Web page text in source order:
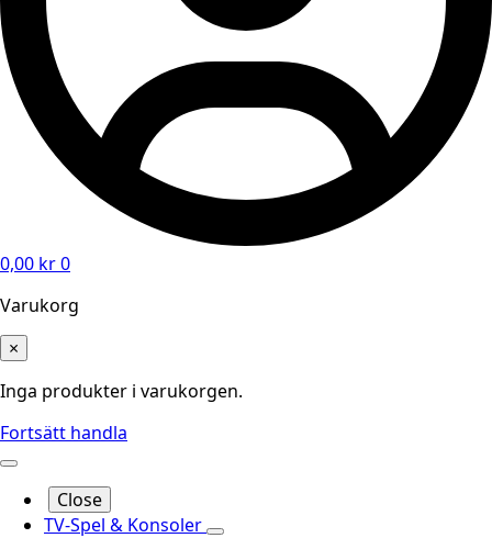
0,00 kr0
Varukorg
×
Inga produkter i varukorgen.
Fortsätt handla
Close
TV-Spel & Konsoler